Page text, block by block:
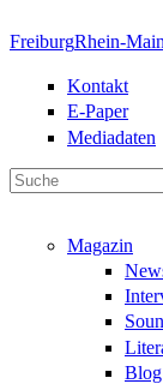
FreiburgRhein-
Kontakt
E-Paper
Mediadaten
Magazin
Blog